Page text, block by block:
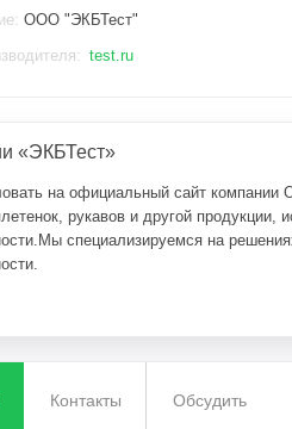
ООО "ЭКБТест"
test.ru
«ЭКБТест»
на официальный сайт
рукавов и другой
специализируемся на
Контакты Обсудить